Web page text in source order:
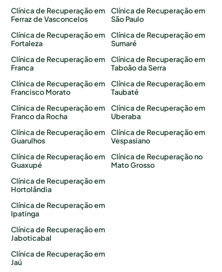
Clínica de Recuperação em
Ferraz de Vasconcelos
Clínica de Recuperação em
Fortaleza
Clínica de Recuperação em
Franca
Clínica de Recuperação em
Francisco Morato
Clínica de Recuperação em
Franco da Rocha
Clínica de Recuperação em
Guarulhos
Clínica de Recuperação em
Guaxupé
Clínica de Recuperação em
Hortolândia
Clínica de Recuperação em
Ipatinga
Clínica de Recuperação em
Jaboticabal
Clínica de Recuperação em
Jaú
Clínica de Recuperação em
São Paulo
Clínica de Recuperação em
Sumaré
Clínica de Recuperação em
Taboão da Serra
Clínica de Recuperação em
Taubaté
Clínica de Recuperação em
Uberaba
Clínica de Recuperação em
Vespasiano
Clínica de Recuperação no
Mato Grosso